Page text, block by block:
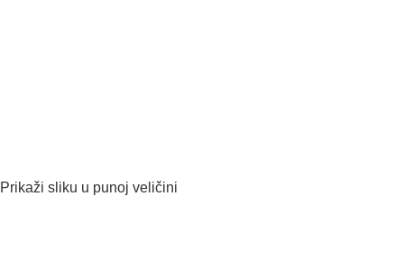
Prikaži sliku u punoj veličini